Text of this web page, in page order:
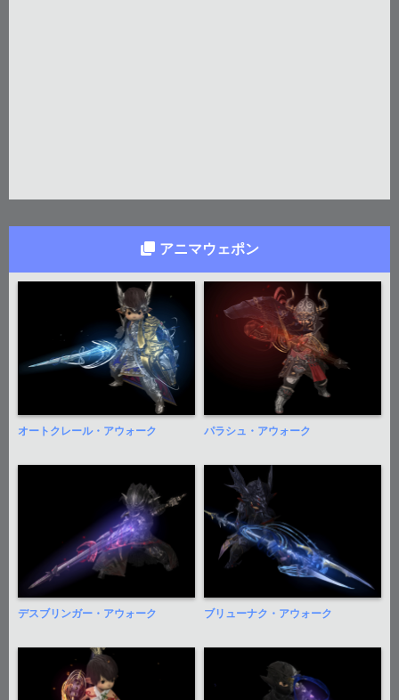
アニマウェポン
オートクレール・アウォーク パラシュ・アウォーク
デスブリンガー・アウォーク ブリューナク・アウォーク